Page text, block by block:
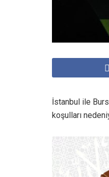
İstanbul ile
koşulları